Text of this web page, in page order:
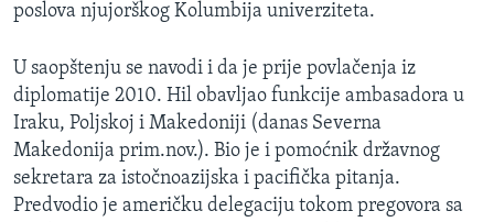
poslova njujorškog Kolumbija univerziteta.
U saopštenju se navodi i da je prije povlačenja iz
diplomatije 2010. Hil obavljao funkcije ambasadora u
Iraku, Poljskoj i Makedoniji (danas Severna
Makedonija prim.nov.). Bio je i pomoćnik državnog
sekretara za istočnoazijska i pacifička pitanja.
Predvodio je američku delegaciju tokom pregovora sa